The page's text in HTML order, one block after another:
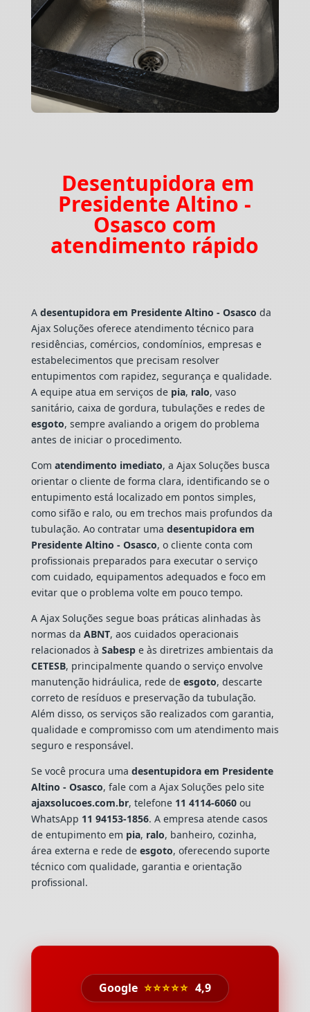
Desentupidora em
Presidente Altino -
Osasco com
atendimento rápido
A desentupidora em Presidente Altino - Osasco da
Ajax Soluções oferece atendimento técnico para
residências, comércios, condomínios, empresas e
estabelecimentos que precisam resolver
entupimentos com rapidez, segurança e qualidade.
A equipe atua em serviços de pia, ralo, vaso
sanitário, caixa de gordura, tubulações e redes de
esgoto, sempre avaliando a origem do problema
antes de iniciar o procedimento.
Com atendimento imediato, a Ajax Soluções busca
orientar o cliente de forma clara, identificando se o
entupimento está localizado em pontos simples,
como sifão e ralo, ou em trechos mais profundos da
tubulação. Ao contratar uma desentupidora em
Presidente Altino - Osasco, o cliente conta com
profissionais preparados para executar o serviço
com cuidado, equipamentos adequados e foco em
evitar que o problema volte em pouco tempo.
A Ajax Soluções segue boas práticas alinhadas às
normas da ABNT, aos cuidados operacionais
relacionados à Sabespe às diretrizes ambientais da
CETESB, principalmente quando o serviço envolve
manutenção hidráulica, rede de esgoto, descarte
correto de resíduos e preservação da tubulação.
Além disso, os serviços são realizados com garantia,
qualidade e compromisso com um atendimento mais
seguro e responsável.
Se você procura uma desentupidora em Presidente
Altino - Osasco, fale com a Ajax Soluções pelo site
ajaxsolucoes.com.br, telefone 11 4114-6060ou
WhatsApp 11 94153-1856. A empresa atende casos
de entupimento em pia, ralo, banheiro, cozinha,
área externa e rede de esgoto, oferecendo suporte
técnico com qualidade, garantia e orientação
profissional.
Google ⭐⭐⭐⭐⭐ 4,9